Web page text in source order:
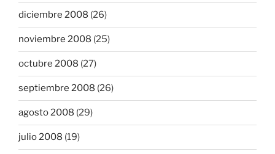
diciembre 2008 (26)
noviembre 2008 (25)
octubre 2008 (27)
septiembre 2008 (26)
agosto 2008 (29)
julio 2008 (19)